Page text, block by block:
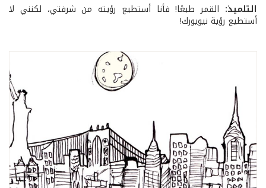
التلميذ: القمر طبعًا! فأنا أستطيع رؤيته من شرفتي، لكنني لا
أستطيع رؤية نيويورك!